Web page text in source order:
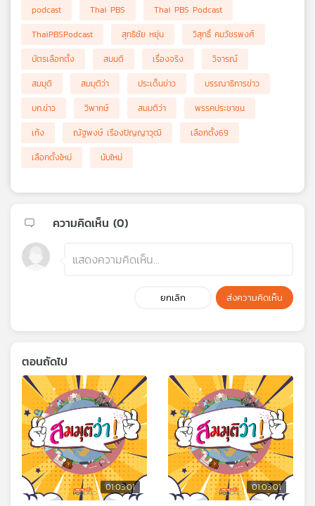
podcast
Thai PBS
Thai PBS Podcast
ThaiPBSPodcast
สุทธิชัย หยุ่น
วิสุทธิ์ คมวัชรพงศ์
บัตรเลือกตั้ง
สมมติ เรื่องจริง
วิจารณ์
สมมุติ
สมมุติว่า ประเด็นข่าว
บรรณาธิการข่าว
บก.ข่าว
วิพากษ์ สมมติว่า
พรรคประชาชน
เท้ง
ณัฐพงษ์ เรืองปัญญาวุฒิ
เลือกตั้ง69
เลือกตั้งใหม่
นับใหม่
ความคิดเห็น (0)
ยกเลิก ส่งความคิดเห็น
ตอนถัดไป
01:03:01 01:03:01